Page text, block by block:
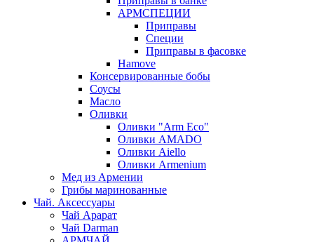
АРМСПЕЦИИ
Приправы
Специи
Приправы в фасовке
Hamove
Консервированные бобы
Соусы
Масло
Оливки
Оливки "Arm Eco"
Оливки AMADO
Оливки Aiello
Оливки Armenium
Мед из Армении
Грибы маринованные
Чай. Аксессуары
Чай Арарат
Чай Darman